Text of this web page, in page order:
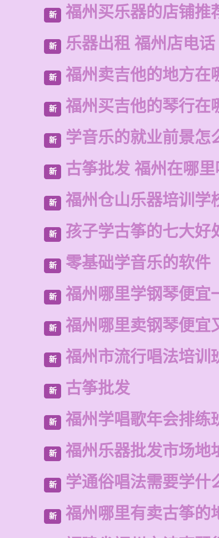
新 福州买乐器的店铺推
新 乐器出租 福州店电话
新 福州卖吉他的地方在
新 福州买吉他的琴行在
新 学音乐的就业前景怎
新 古筝批发 福州在哪
新 福州仓山乐器培训学
新 孩子学古筝的七大好
新 零基础学音乐的软件
新 福州哪里学钢琴便宜
新 福州哪里卖钢琴便宜
新 福州市流行唱法培训
新 古筝批发
新 福州学唱歌年会排练
新 福州乐器批发市场地
新 学通俗唱法需要学什
新 福州哪里有卖古筝的